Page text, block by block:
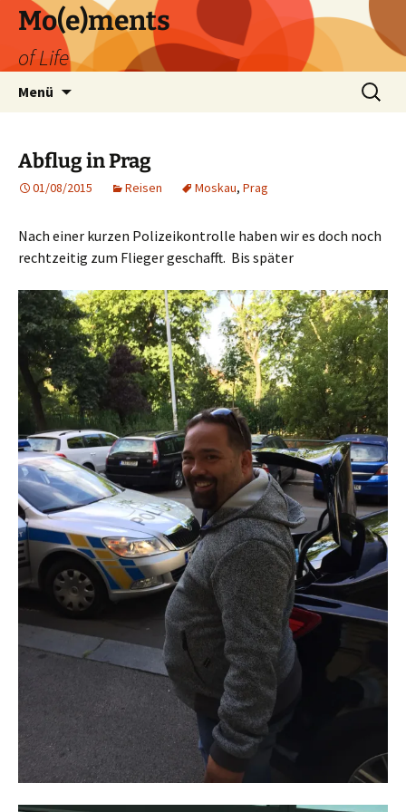
Zum
Inhalt
springen
Mo(e)ments
of Life
Menü
Suchen
nach:
Abflug in Prag
01/08/2015 Reisen Moskau, Prag
Nach einer kurzen Polizeikontrolle haben wir es doch noch
rechtzeitig zum Flieger geschafft. Bis später